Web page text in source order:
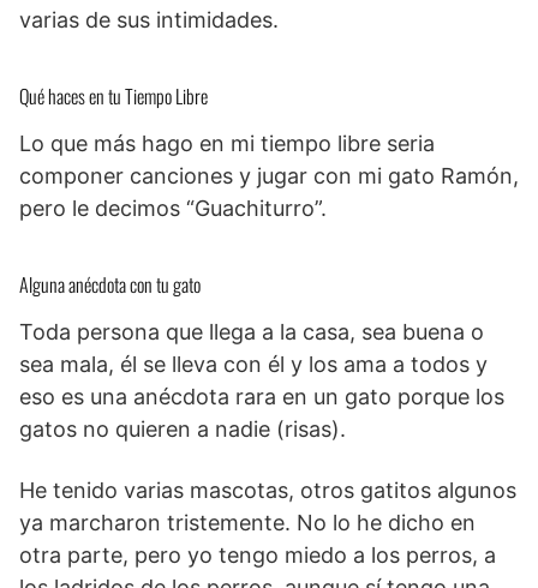
varias de sus intimidades.
Qué haces en tu Tiempo Libre
Lo que más hago en mi tiempo libre seria
componer canciones y jugar con mi gato Ramón,
pero le decimos “Guachiturro”.
Alguna anécdota con tu gato
Toda persona que llega a la casa, sea buena o
sea mala, él se lleva con él y los ama a todos y
eso es una anécdota rara en un gato porque los
gatos no quieren a nadie (risas).
He tenido varias mascotas, otros gatitos algunos
ya marcharon tristemente. No lo he dicho en
otra parte, pero yo tengo miedo a los perros, a